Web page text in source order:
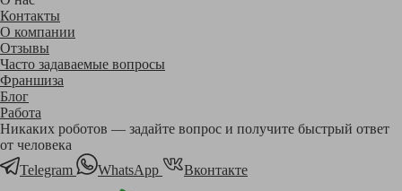
Контакты
О компании
Отзывы
Часто задаваемые вопросы
Франшиза
Блог
Работа
Никаких роботов — задайте вопрос и получите быстрый ответ
от человека
Telegram
WhatsApp Вконтакте